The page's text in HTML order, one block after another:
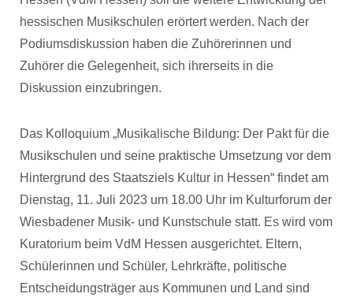
hessischen Musikschulen erörtert werden. Nach der
Podiumsdiskussion haben die Zuhörerinnen und
Zuhörer die Gelegenheit, sich ihrerseits in die
Diskussion einzubringen.
Das Kolloquium „Musikalische Bildung: Der Pakt für die
Musikschulen und seine praktische Umsetzung vor dem
Hintergrund des Staatsziels Kultur in Hessen“ findet am
Dienstag, 11. Juli 2023 um 18.00 Uhr im Kulturforum der
Wiesbadener Musik- und Kunstschule statt. Es wird vom
Kuratorium beim VdM Hessen ausgerichtet. Eltern,
Schülerinnen und Schüler, Lehrkräfte, politische
Entscheidungsträger aus Kommunen und Land sind